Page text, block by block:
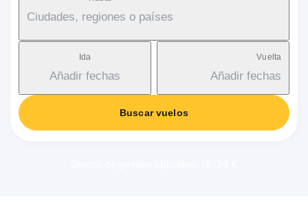
Ciudades, regiones o países
Ida
Añadir fechas
Vuelta
Añadir fechas
Buscar vuelos